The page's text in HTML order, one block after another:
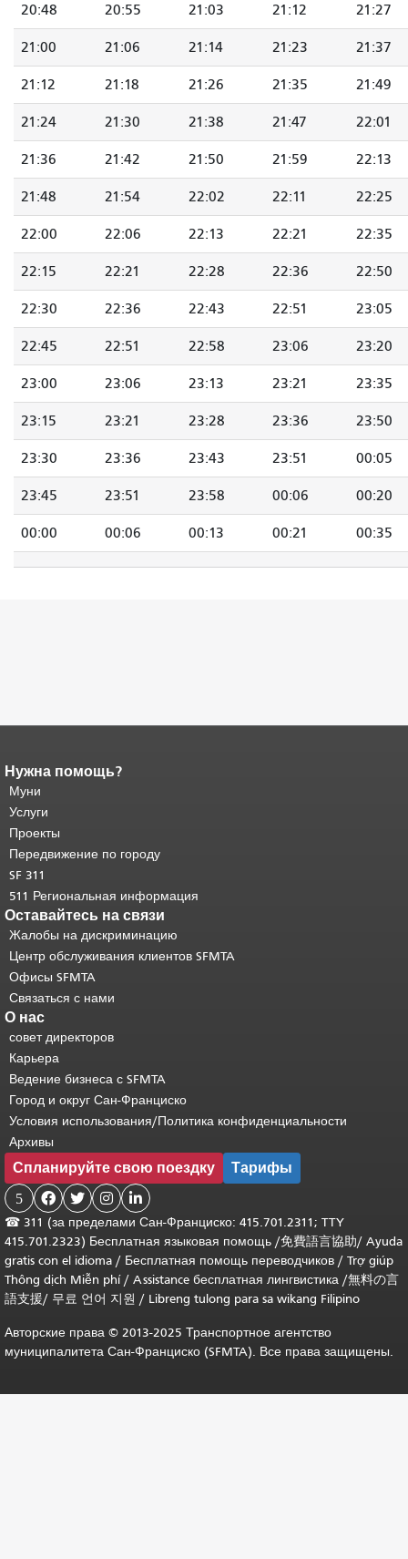
20:48 20:55 21:03 21:12 21:27
21:00 21:06 21:14 21:23 21:37
21:12 21:18 21:26 21:35 21:49
21:24 21:30 21:38 21:47 22:01
21:36 21:42 21:50 21:59 22:13
21:48 21:54 22:02 22:11 22:25
22:00 22:06 22:13 22:21 22:35
22:15 22:21 22:28 22:36 22:50
22:30 22:36 22:43 22:51 23:05
22:45 22:51 22:58 23:06 23:20
23:00 23:06 23:13 23:21 23:35
23:15 23:21 23:28 23:36 23:50
23:30 23:36 23:43 23:51 00:05
23:45 23:51 23:58 00:06 00:20
00:00 00:06 00:13 00:21 00:35
Конец содержимого
страницы.
страницы повторяется на каждой
странице.
основного содержимого .
Нужна помощь?
Муни
Услуги
Проекты
Передвижение по городу
SF 311
511 Региональная информация
Оставайтесь на связи
Жалобы на дискриминацию
Центр обслуживания клиентов SFMTA
Офисы SFMTA
Связаться с нами
О нас
совет директоров
Карьера
Ведение бизнеса с SFMTA
Город и округ Сан-Франциско
Условия использования/Политика конфиденциальности
Архивы
Спланируйте свою поездку Тарифы
5    
☎ 311 (за пределами Сан-Франциско: 415.701.2311; TTY
415.701.2323) Бесплатная языковая помощь /免費語言協助/ Ayuda
gratis con el idioma / Бесплатная помощь переводчиков / Trợ giúp
Thông dịch Miễn phí/ Assistance бесплатная лингвистика /無料の言
語支援/ 무료 언어 지원 / Libreng tulong para sa wikang Filipino
Авторские права © 2013-2025 Транспортное агентство
муниципалитета Сан-Франциско (SFMTA). Все права защищены.